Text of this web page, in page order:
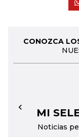
CONOZCA
MI
Noticias
←